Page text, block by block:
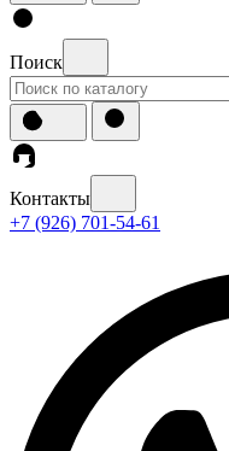
Поиск
Контакты
+7 (926) 701-54-61